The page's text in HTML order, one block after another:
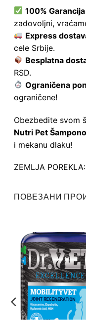
100%
zadovoljni,
Express
cele Srbije.
Besplatna
RSD.
Ograničena
ograničene!
Obezbedite svom
Nutri Pet
i mekanu dlaku!
ZEMLJA
ПОВЕЗАНИ